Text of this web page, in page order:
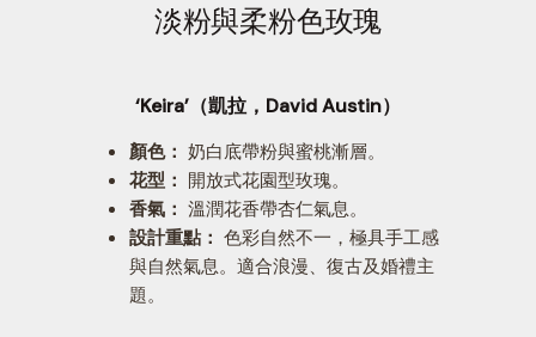
淡粉與柔粉色玫瑰
‘Keira’（凱拉，David Austin）
顏色： 奶白底帶粉與蜜桃漸層。
花型： 開放式花園型玫瑰。
香氣： 溫潤花香帶杏仁氣息。
設計重點： 色彩自然不一，極具手工感
與自然氣息。適合浪漫、復古及婚禮主
題。